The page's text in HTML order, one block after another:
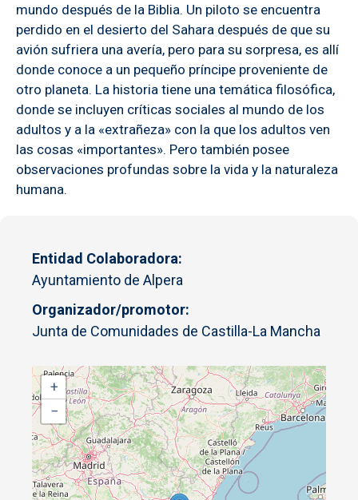
mundo después de la Biblia. Un piloto se encuentra
perdido en el desierto del Sahara después de que su
avión sufriera una avería, pero para su sorpresa, es allí
donde conoce a un pequeño príncipe proveniente de
otro planeta. La historia tiene una temática filosófica,
donde se incluyen críticas sociales al mundo de los
adultos y a la «extrañeza» con la que los adultos ven
las cosas «importantes». Pero también posee
observaciones profundas sobre la vida y la naturaleza
humana.
Entidad Colaboradora
Ayuntamiento de Alpera
Organizador/promotor
Junta de Comunidades de Castilla-La Mancha
+
−